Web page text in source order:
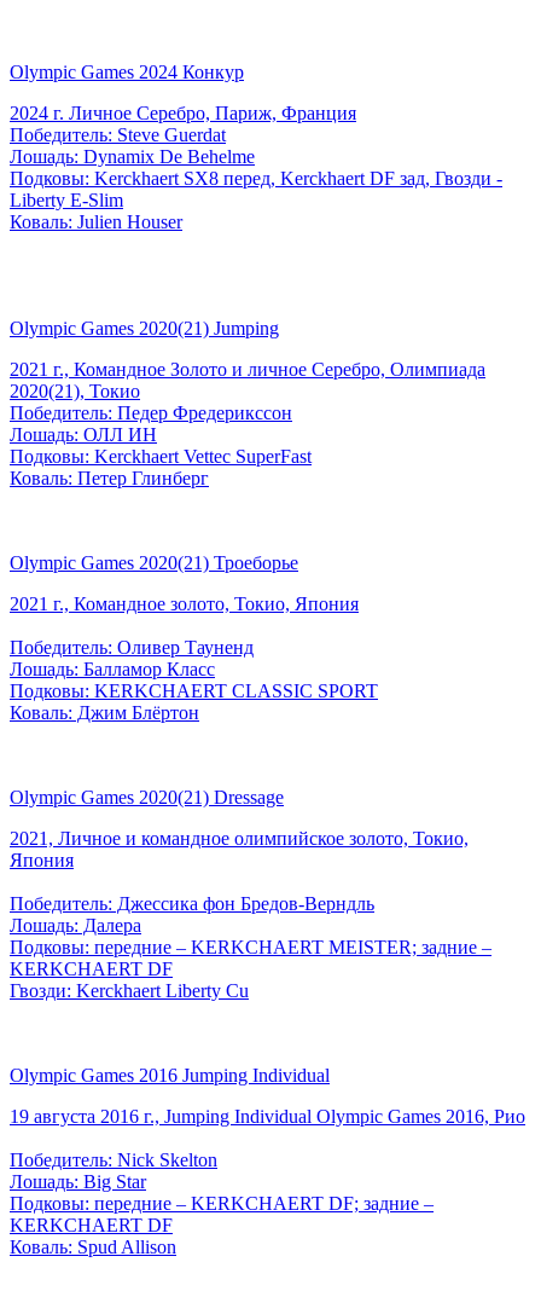
Olympic Games 2024 Конкур
2024 г. Личное Серебро, Париж, Франция
Победитель: Steve Guerdat
Лошадь: Dynamix De Behelme
Подковы: Kerckhaert SX8 перед, Kerckhaert DF зад, Гвозди -
Liberty E-Slim
Коваль: Julien Houser
Olympic Games 2020(21) Jumping
2021 г., Командное Золото и личное Серебро, Олимпиада
2020(21), Токио
Победитель: Педер Фредерикссон
Лошадь: ОЛЛ ИН
Подковы: Kerckhaert Vettec SuperFast
Коваль: Петер Глинберг
Olympic Games 2020(21) Троеборье
2021 г., Командное золото, Токио, Япония
Победитель: Оливер Тауненд
Лошадь: Балламор Класс
Подковы: KERKCHAERT CLASSIC SPORT
Коваль: Джим Блёртон
Olympic Games 2020(21) Dressage
2021, Личное и командное олимпийское золото, Токио,
Япония
Победитель: Джессика фон Бредов-Верндль
Лошадь: Далера
Подковы: передние – KERKCHAERT MEISTER; задние –
KERKCHAERT DF
Гвозди: Kerckhaert Liberty Cu
Olympic Games 2016 Jumping Individual
19 августа 2016 г., Jumping Individual Olympic Games 2016, Рио
Победитель: Nick Skelton
Лошадь: Big Star
Подковы: передние – KERKCHAERT DF; задние –
KERKCHAERT DF
Коваль: Spud Allison